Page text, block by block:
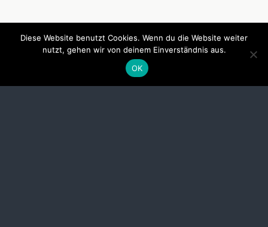
Diese Website benutzt Cookies. Wenn du die Website weiter
nutzt, gehen wir von deinem Einverständnis aus.
OK